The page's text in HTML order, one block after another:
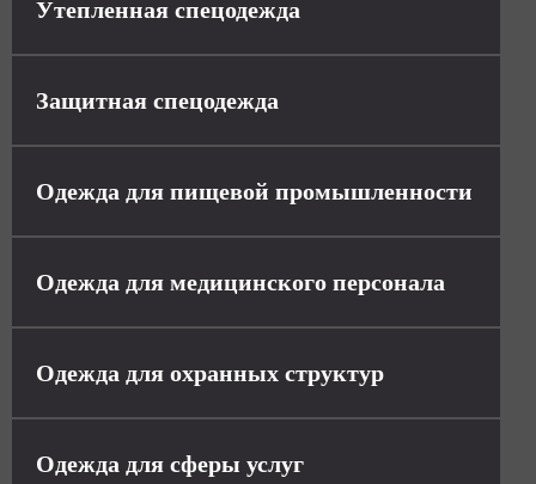
Утепленная спецодежда
Защитная спецодежда
Одежда для пищевой промышленности
Одежда для медицинского персонала
Одежда для охранных структур
Одежда для сферы услуг